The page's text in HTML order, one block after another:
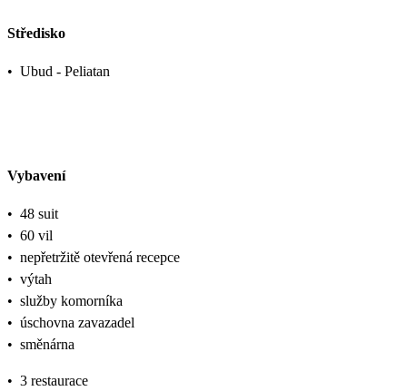
Středisko
• Ubud - Peliatan
Vybavení
• 48 suit
• 60 vil
• nepřetržitě otevřená recepce
• výtah
• služby komorníka
• úschovna zavazadel
• směnárna
• 3 restaurace